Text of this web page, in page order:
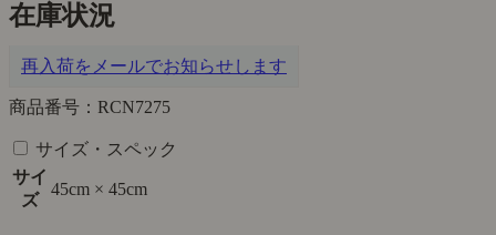
在庫状況
再入荷をメールでお知らせします
商品番号：RCN7275
サイズ・スペック
サイ
ズ
45cm × 45cm